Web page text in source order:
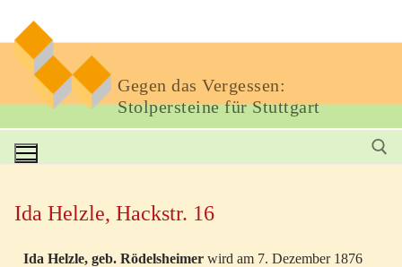
Gegen das Vergessen:
Stolpersteine für Stuttgart
Ida Helzle, Hackstr. 16
Ida Helzle, geb. Rödelsheimer wird am 7. Dezember 1876